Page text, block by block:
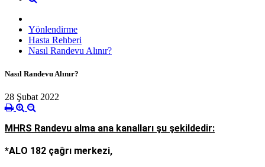
Yönlendirme
Hasta Rehberi
Nasıl Randevu Alınır?
Nasıl Randevu Alınır?
28 Şubat 2022
MHRS Randevu alma ana kanalları şu şekildedir:
*ALO 182 çağrı merkezi,